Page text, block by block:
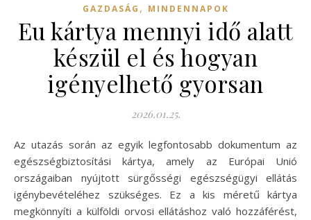
GAZDASÁG , MINDENNAPOK
Eu kártya mennyi idő alatt
készül el és hogyan
igényelhető gyorsan
2026.01.25.
Az utazás során az egyik legfontosabb dokumentum az
egészségbiztosítási kártya, amely az Európai Unió
országaiban nyújtott sürgősségi egészségügyi ellátás
igénybevételéhez szükséges. Ez a kis méretű kártya
megkönnyíti a külföldi orvosi ellátáshoz való hozzáférést,